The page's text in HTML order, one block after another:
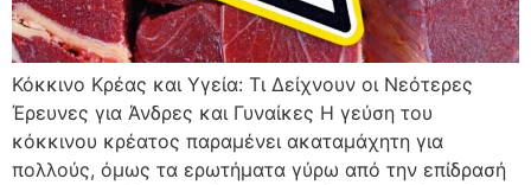
Κόκκινο Κρέας και Υγεία: Τι Δείχνουν οι Νεότερες
Έρευνες για Άνδρες και Γυναίκες Η γεύση του
κόκκινου κρέατος παραμένει ακαταμάχητη για
πολλούς, όμως τα ερωτήματα γύρω από την επίδρασή